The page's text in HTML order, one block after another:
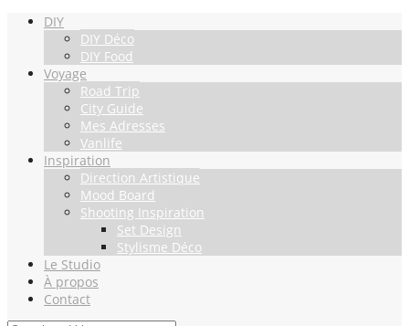
DIY
DIY Déco
DIY Food
Voyage
Road Trip
City Guide
Mes Adresses
Vanlife
Inspiration
Direction Artistique
Mood Board
Shooting Inspiration
Set Design
Stylisme Déco
Le Studio
À propos
Contact